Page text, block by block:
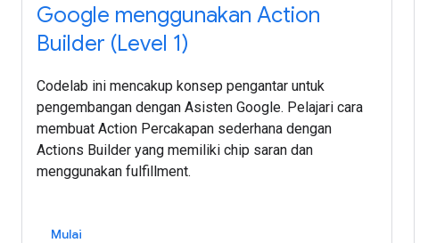
Google menggunakan Action
Builder (Level 1)
Codelab ini mencakup konsep pengantar untuk
pengembangan dengan Asisten Google. Pelajari cara
membuat Action Percakapan sederhana dengan
Actions Builder yang memiliki chip saran dan
menggunakan fulfillment.
Mulai